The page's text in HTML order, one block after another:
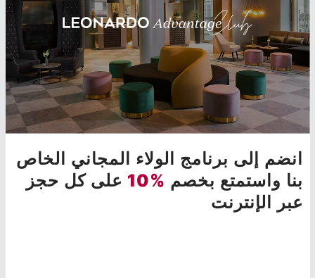
انضم إلى برنامج الولاء المجاني الخاص
بنا واستمتع بخصم %10
على كل حجز
عبر الإنترنت